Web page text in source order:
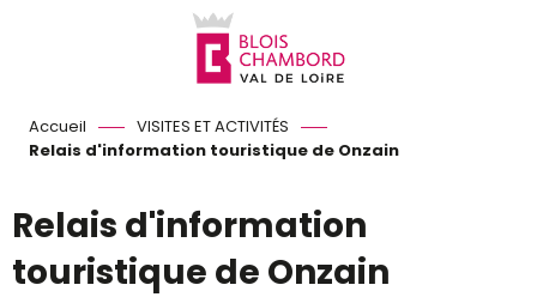
Accueil
VISITES ET ACTIVITÉS
Relais d'information touristique de Onzain
Relais d'information
touristique de Onzain